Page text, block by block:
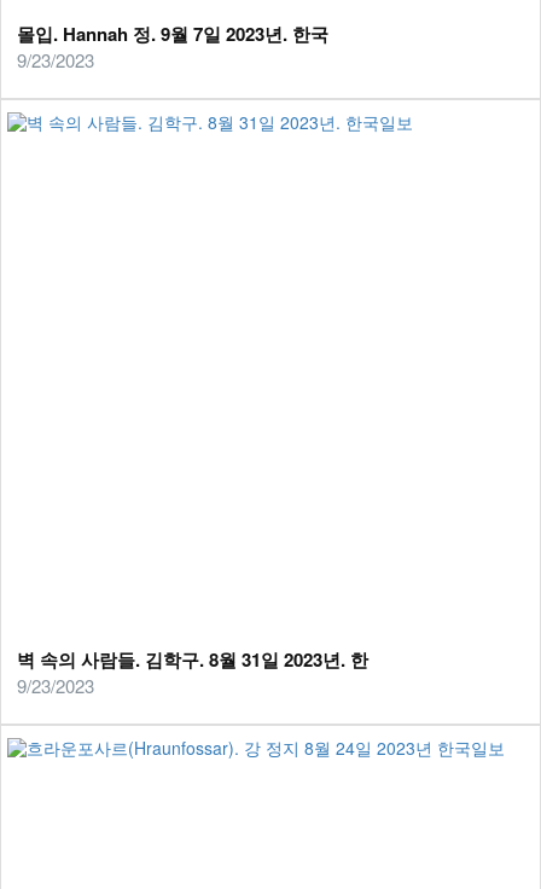
몰입. Hannah 정. 9월 7일 2023년. 한국
9/23/2023
벽 속의 사람들. 김학구. 8월 31일 2023년. 한
9/23/2023